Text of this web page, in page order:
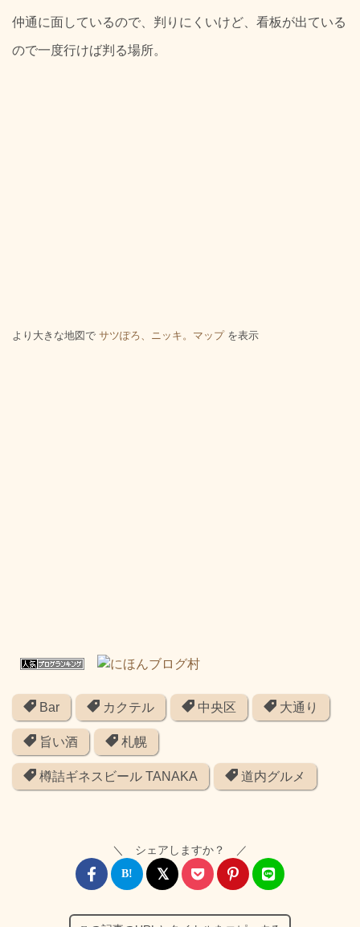
仲通に面しているので、判りにくいけど、看板が出ている
ので一度行けば判る場所。
より大きな地図で サツぽろ、ニッキ。マップを表示
Bar カクテル 中央区 大通り
旨い酒 札幌
樽詰ギネスビール TANAKA 道内グルメ
＼ シェアしますか？ ／